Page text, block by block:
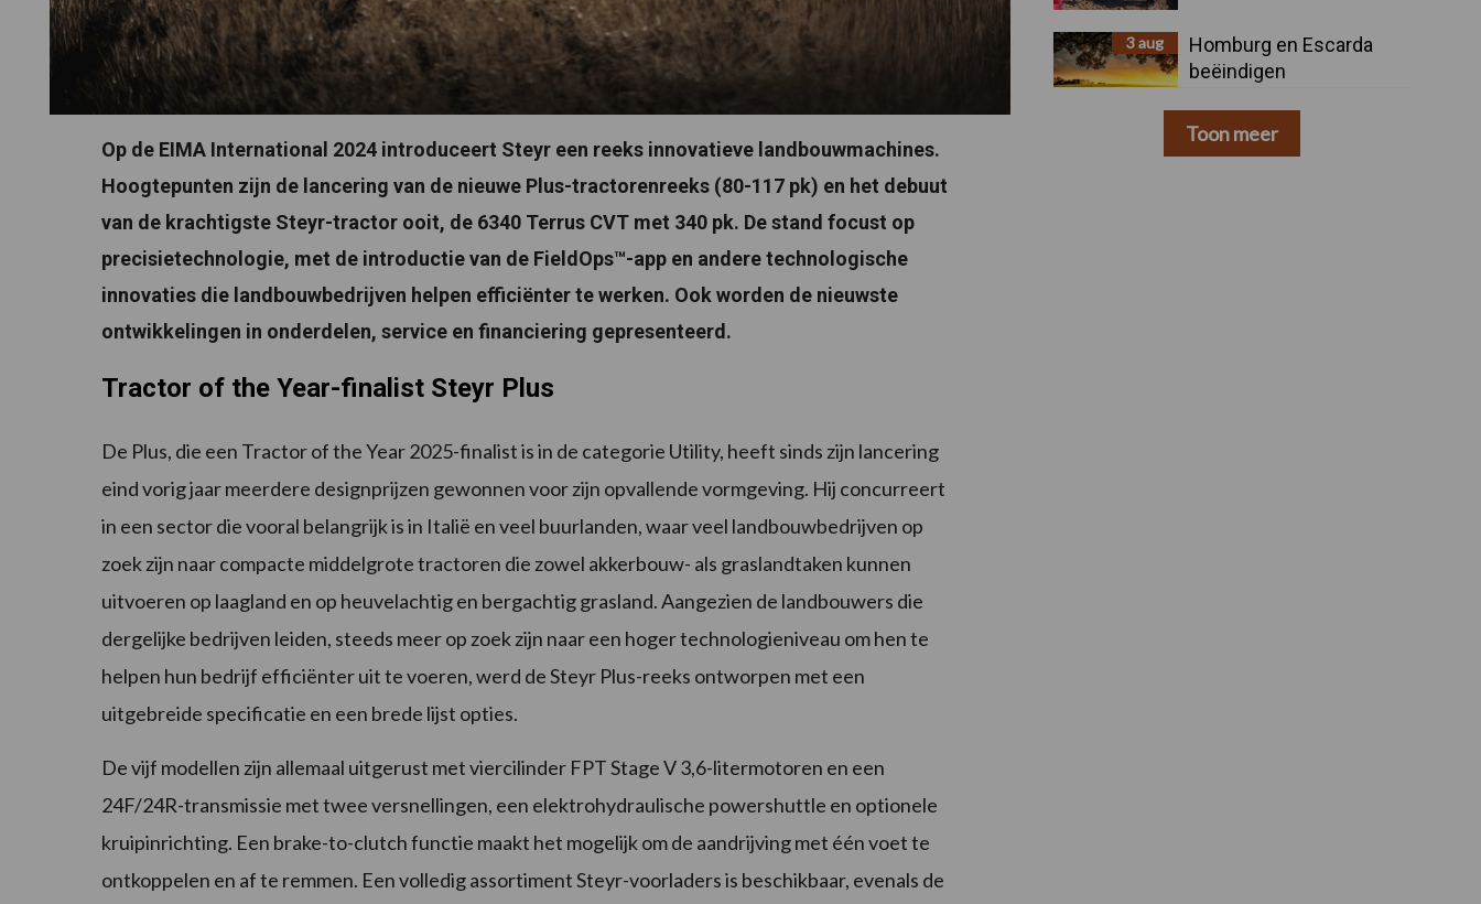
Op de EIMA International 2024 introduceert Steyr een reeks innovatieve landbouwmachines.
Hoogtepunten zijn de lancering van de nieuwe Plus-tractorenreeks (80-117 pk) en het debuut
van de krachtigste Steyr-tractor ooit, de 6340 Terrus CVT met 340 pk. De stand focust op
precisietechnologie, met de introductie van de FieldOps™-app en andere technologische
innovaties die landbouwbedrijven helpen efficiënter te werken. Ook worden de nieuwste
ontwikkelingen in onderdelen, service en financiering gepresenteerd.
Tractor of the Year-finalist Steyr Plus
De Plus, die een Tractor of the Year 2025-finalist is in de categorie Utility, heeft sinds zijn lancering
eind vorig jaar meerdere designprijzen gewonnen voor zijn opvallende vormgeving. Hij concurreert
in een sector die vooral belangrijk is in Italië en veel buurlanden, waar veel landbouwbedrijven op
zoek zijn naar compacte middelgrote tractoren die zowel akkerbouw- als graslandtaken kunnen
uitvoeren op laagland en op heuvelachtig en bergachtig grasland. Aangezien de landbouwers die
dergelijke bedrijven leiden, steeds meer op zoek zijn naar een hoger technologieniveau om hen te
helpen hun bedrijf efficiënter uit te voeren, werd de Steyr Plus-reeks ontworpen met een
uitgebreide specificatie en een brede lijst opties.
De vijf modellen zijn allemaal uitgerust met viercilinder FPT Stage V 3,6-litermotoren en een
24F/24R-transmissie met twee versnellingen, een elektrohydraulische powershuttle en optionele
kruipinrichting. Een brake-to-clutch functie maakt het mogelijk om de aandrijving met één voet te
ontkoppelen en af te remmen. Een volledig assortiment Steyr-voorladers is beschikbaar, evenals de
3 aug
Homburg en Escarda
beëindigen
Toon meer